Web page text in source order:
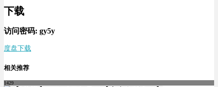
下载
访问密码: gy5y
度盘下载
相关推荐
1429